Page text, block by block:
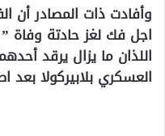
وأفادت ذات المصادر أن
اجل فك لغز حادتة وفاة
اللذان ما يزال يرقد
العسكري بلابيركولا بعد